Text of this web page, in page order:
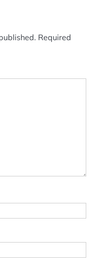
Required